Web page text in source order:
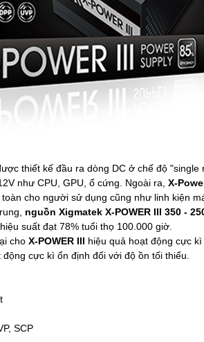
thiết kế đầu ra dòng DC ở chế độ "single
như CPU, GPU, ổ cứng. Ngoài ra, X-
cho người sử dụng cũng như linh kiện
nguồn Xigmatek X-POWER III 350 -
suất đạt 78% tuổi thọ 100.000 giờ.
cho X-POWER III hiệu quả hoạt động cực
cực kì ổn định đối với độ ồn tối thiểu.
SCP